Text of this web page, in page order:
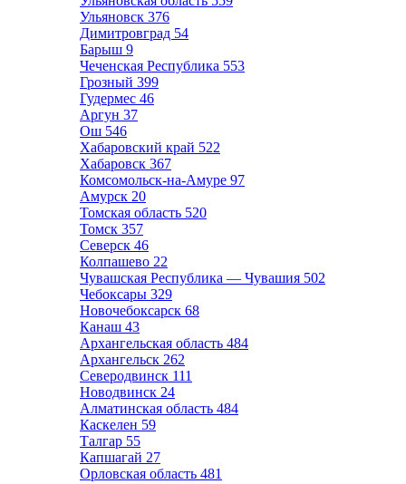
Ульяновск 376
Димитровград 54
Барыш 9
Чеченская Республика 553
Грозный 399
Гудермес 46
Аргун 37
Ош 546
Хабаровский край 522
Хабаровск 367
Комсомольск-на-Амуре 97
Амурск 20
Томская область 520
Томск 357
Северск 46
Колпашево 22
Чувашская Республика — Чувашия 502
Чебоксары 329
Новочебоксарск 68
Канаш 43
Архангельская область 484
Архангельск 262
Северодвинск 111
Новодвинск 24
Алматинская область 484
Каскелен 59
Талгар 55
Капшагай 27
Орловская область 481